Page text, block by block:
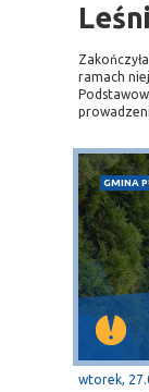
ramach
GMINA
wtorek,
krajową nr 6